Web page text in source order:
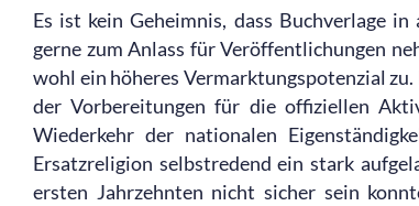
Es ist kein Geheimnis, dass Buchverlage
gerne zum Anlass für Veröffentlichungen
wohl ein höheres Vermarktungspotenzial
der Vorbereitungen für die offiziellen
Wiederkehr der nationalen
Ersatzreligion selbstredend ein stark
ersten Jahrzehnten nicht sicher sein